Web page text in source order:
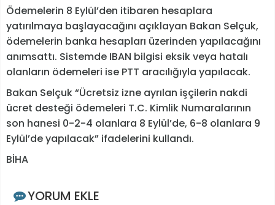
Ödemelerin 8 Eylül’den itibaren hesaplara
yatırılmaya başlayacağını açıklayan Bakan Selçuk,
ödemelerin banka hesapları üzerinden yapılacağını
anımsattı. Sistemde IBAN bilgisi eksik veya hatalı
olanların ödemeleri ise PTT aracılığıyla yapılacak.
Bakan Selçuk “Ücretsiz izne ayrılan işçilerin nakdi
ücret desteği ödemeleri T.C. Kimlik Numaralarının
son hanesi 0-2-4 olanlara 8 Eylül’de, 6-8 olanlara 9
Eylül’de yapılacak” ifadelerini kullandı.
BİHA
YORUM EKLE